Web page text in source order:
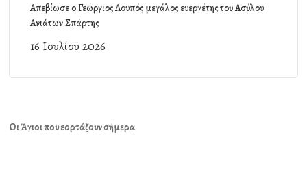
Απεβίωσε ο Γεώργιος Λουπός μεγάλος ευεργέτης του Ασύλου
Ανιάτων Σπάρτης
16 Ιουλίου 2026
Οι Άγιοι που εορτάζουν σήμερα